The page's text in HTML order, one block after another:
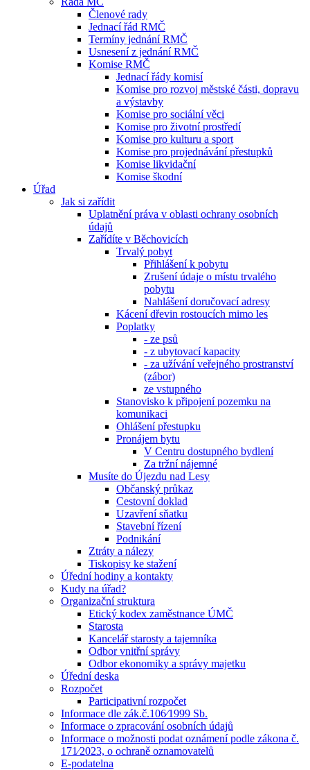
Členové rady
Jednací řád RMČ
Termíny jednání RMČ
Usnesení z jednání RMČ
Komise RMČ
Jednací řády komisí
Komise pro rozvoj městské části, dopravu
a výstavby
Komise pro sociální věci
Komise pro životní prostředí
Komise pro kulturu a sport
Komise pro projednávání přestupků
Komise likvidační
Komise škodní
Úřad
Jak si zařídit
Uplatnění práva v oblasti ochrany osobních
údajů
Zařídíte v Běchovicích
Trvalý pobyt
Přihlášení k pobytu
Zrušení údaje o místu trvalého
pobytu
Nahlášení doručovací adresy
Kácení dřevin rostoucích mimo les
Poplatky
- ze psů
- z ubytovací kapacity
- za užívání veřejného prostranství
(zábor)
ze vstupného
Stanovisko k připojení pozemku na
komunikaci
Ohlášení přestupku
Pronájem bytu
V Centru dostupného bydlení
Za tržní nájemné
Musíte do Újezdu nad Lesy
Občanský průkaz
Cestovní doklad
Uzavření sňatku
Stavební řízení
Podnikání
Ztráty a nálezy
Tiskopisy ke stažení
Úřední hodiny a kontakty
Kudy na úřad?
Organizační struktura
Etický kodex zaměstnance ÚMČ
Starosta
Kancelář starosty a tajemníka
Odbor vnitřní správy
Odbor ekonomiky a správy majetku
Úřední deska
Rozpočet
Participativní rozpočet
Informace dle zák.č.106⁄1999 Sb.
Informace o zpracování osobních údajů
Informace o možnosti podat oznámení podle zákona č.
171⁄2023, o ochraně oznamovatelů
E-podatelna